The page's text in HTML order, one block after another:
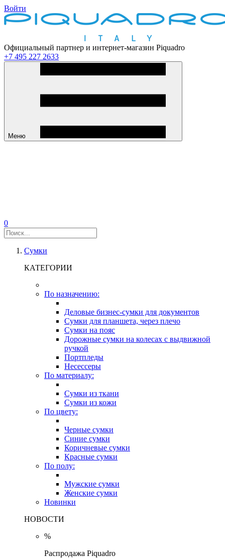
Войти
Официальный партнер и интернет-магазин Piquadro
+7 495 227 2633
Меню
0
Сумки
КАТЕГОРИИ
По назначению:
Деловые бизнес-сумки для документов
Сумки для планшета, через плечо
Сумки на пояс
Дорожные сумки на колесах с выдвижной
ручкой
Портпледы
Несессеры
По материалу:
Сумки из ткани
Сумки из кожи
По цвету:
Черные сумки
Синие сумки
Коричневые сумки
Красные сумки
По полу:
Мужские сумки
Женские сумки
Новинки
НОВОСТИ
%
Распродажа Piquadro